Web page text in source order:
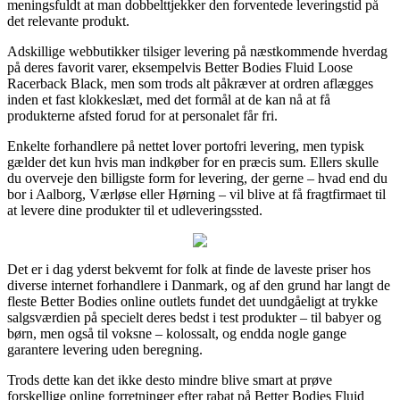
meningsfuldt at man dobbelttjekker den forventede leveringstid på
det relevante produkt.
Adskillige webbutikker tilsiger levering på næstkommende hverdag
på deres favorit varer, eksempelvis Better Bodies Fluid Loose
Racerback Black, men som trods alt påkræver at ordren aflægges
inden et fast klokkeslæt, med det formål at de kan nå at få
produkterne afsted forud for at personalet får fri.
Enkelte forhandlere på nettet lover portofri levering, men typisk
gælder det kun hvis man indkøber for en præcis sum. Ellers skulle
du overveje den billigste form for levering, der gerne – hvad end du
bor i Aalborg, Værløse eller Hørning – vil blive at få fragtfirmaet til
at levere dine produkter til et udleveringssted.
Det er i dag yderst bekvemt for folk at finde de laveste priser hos
diverse internet forhandlere i Danmark, og af den grund har langt de
fleste Better Bodies online outlets fundet det uundgåeligt at trykke
salgsværdien på specielt deres bedst i test produkter – til babyer og
børn, men også til voksne – kolossalt, og endda nogle gange
garantere levering uden beregning.
Trods dette kan det ikke desto mindre blive smart at prøve
forskellige online forretninger efter rabat på Better Bodies Fluid